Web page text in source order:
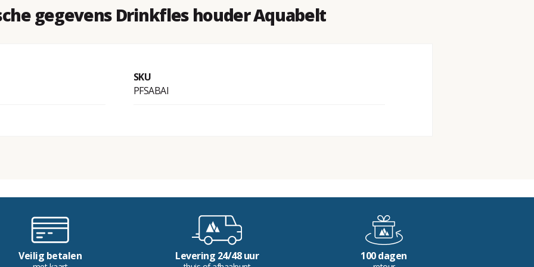
gegevens Drinkfles houder Aquabelt
SKU
PFSABAI
Veilig betalen Levering 24/48 uur 100 dagen